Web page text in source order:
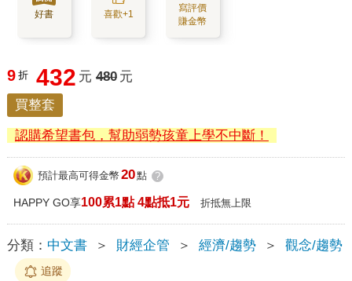
好書 喜歡+1
寫評價
賺金幣
9 折 432 元 480 元
買整套
認購希望書包，幫助弱勢孩童上學不中斷！
預計最高可得金幣 20點 ?
HAPPY GO享100累1點 4點抵1元 折抵無上限
分類： 中文書 ＞ 財經企管 ＞ 經濟/趨勢 ＞ 觀念/趨勢
追蹤